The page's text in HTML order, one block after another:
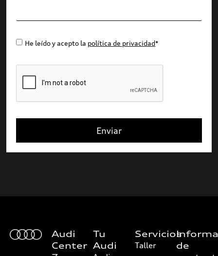
He leído y acepto la política de privacidad*
Enviar
Audi
Center
Tu
Audi
Servicios
Taller
de